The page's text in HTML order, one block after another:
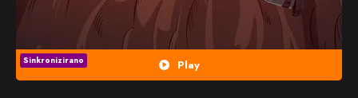
Play
Sinkronizirano